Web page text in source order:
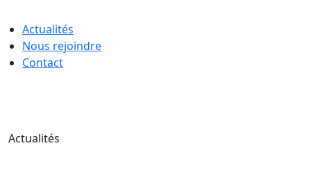
Actualités
Nous rejoindre
Contact
Actualités